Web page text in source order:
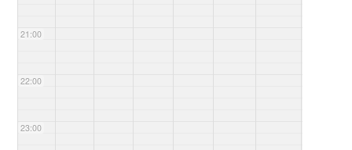
21:00
22:00
23:00